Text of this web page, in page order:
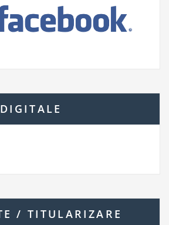
/ TITULARIZARE